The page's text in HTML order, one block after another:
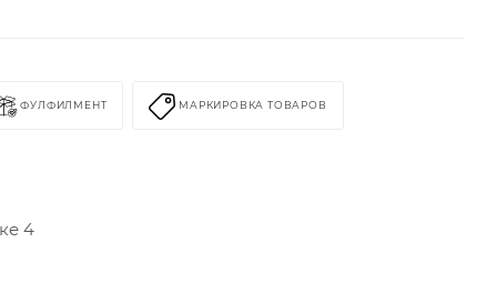
ФУЛФИЛМЕНТ МАРКИРОВКА ТОВАРОВ
4